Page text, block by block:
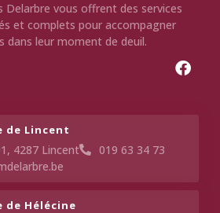
Delarbre vous offrent des services
et complets pour accompagner
dans leur moment de deuil.
de Lincent​
4287 Lincent
019 63 34 73
Hélécine